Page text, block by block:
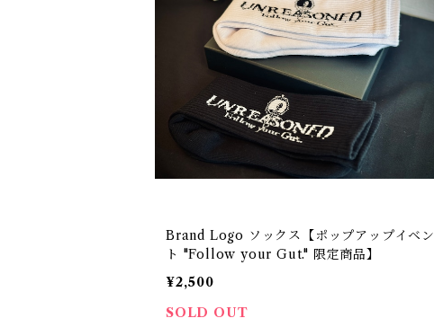
Brand Logo ソックス【ポップアップイベン
ト "Follow your Gut." 限定商品】
¥2,500
SOLD OUT